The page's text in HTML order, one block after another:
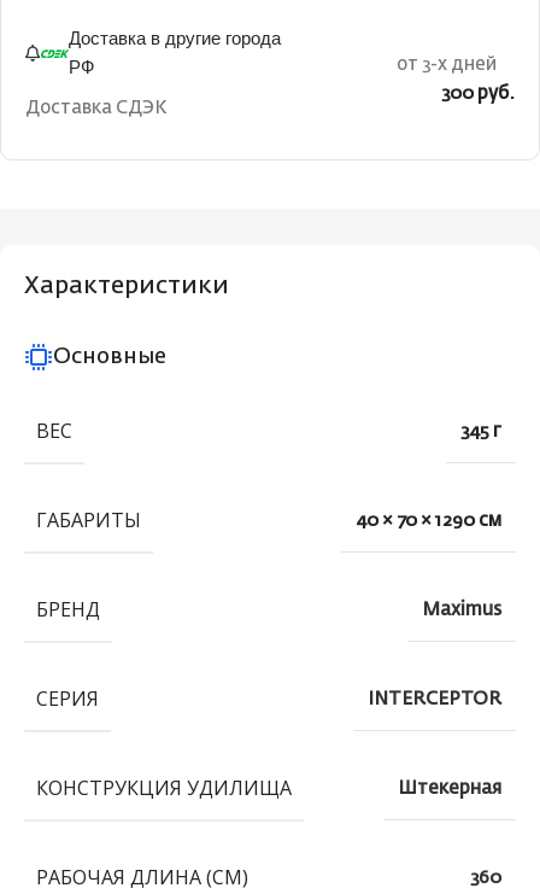
Доставка в другие города
РФ
Доставка СДЭК
от 3-х дней
300 руб.
Характеристики
Основные
ВЕС 345 г
ГАБАРИТЫ 40 × 70 × 1290 см
БРЕНД Maximus
СЕРИЯ INTERCEPTOR
КОНСТРУКЦИЯ УДИЛИЩА Штекерная
РАБОЧАЯ ДЛИНА (СМ) 360